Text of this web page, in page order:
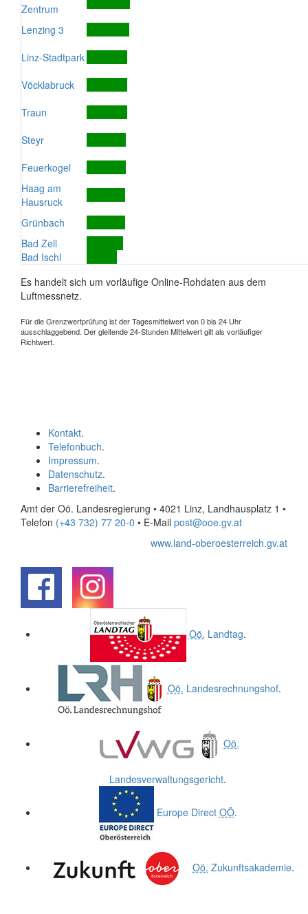
Zentrum
Lenzing 3
Linz-Stadtpark
Vöcklabruck
Traun
Steyr
Feuerkogel
Haag am
Hausruck
Grünbach
Bad Zell
Bad Ischl
Es handelt sich um vorläufige Online-Rohdaten aus dem
Luftmessnetz.
Für die Grenzwertprüfung ist der Tagesmittelwert von 0 bis 24 Uhr
ausschlaggebend. Der gleitende 24-Stunden Mittelwert gilt als vorläufiger
Richtwert.
Kontakt.
Telefonbuch.
Impressum.
Datenschutz.
Barrierefreiheit.
Amt der Oö. Landesregierung • 4021 Linz, Landhausplatz 1 •
Telefon (+43 732) 77 20-0 • E-Mail post@ooe.gv.at
www.land-oberoesterreich.gv.at
Oö. Landtag.
Oö. Landesrechnungshof.
Oö.
Landesverwaltungsgericht.
Europe Direct OÖ.
Oö. Zukunftsakademie.